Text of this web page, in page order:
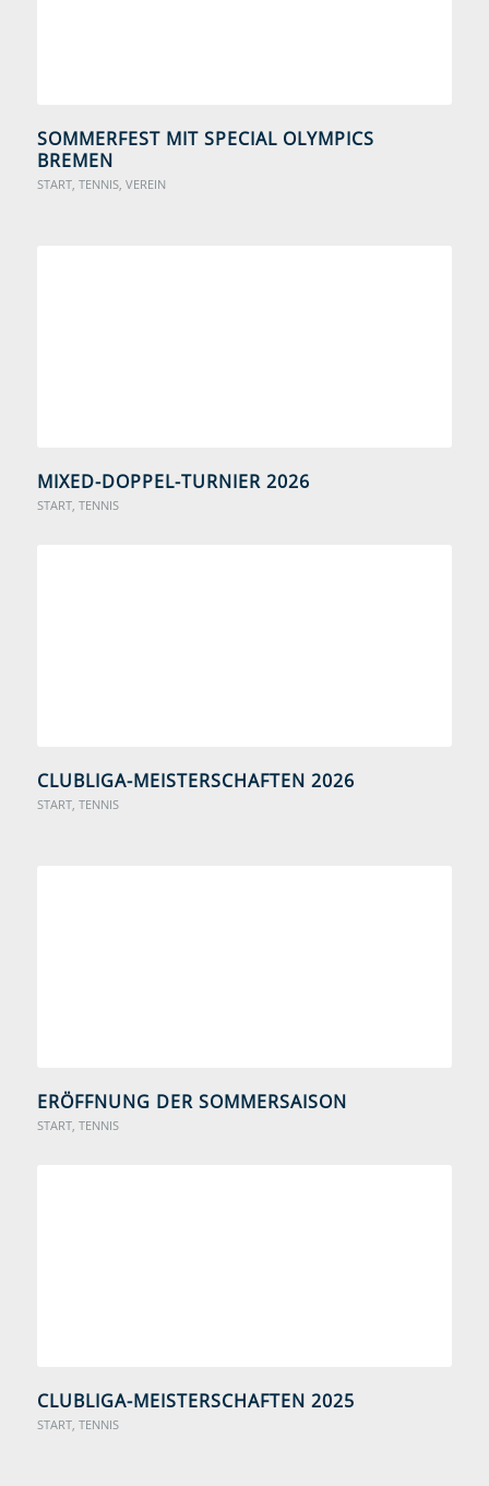
SOMMERFEST MIT SPECIAL OLYMPICS
BREMEN
START, TENNIS, VEREIN
MIXED-DOPPEL-TURNIER 2026
START, TENNIS
CLUBLIGA-MEISTERSCHAFTEN 2026
START, TENNIS
ERÖFFNUNG DER SOMMERSAISON
START, TENNIS
CLUBLIGA-MEISTERSCHAFTEN 2025
START, TENNIS